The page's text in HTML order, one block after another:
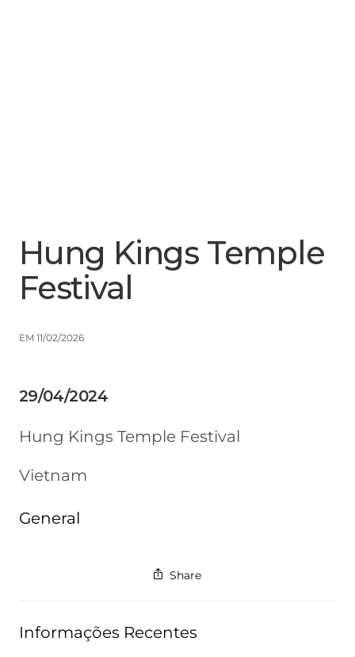
Hung Kings Temple
Festival
EM 11/02/2026
29/04/2024
Hung Kings Temple Festival
Vietnam
General
Share
Informações Recentes